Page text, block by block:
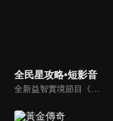
全民星攻略•短影音